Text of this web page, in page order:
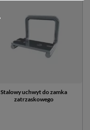
Stalowy uchwyt do zamka
zatrzaskowego